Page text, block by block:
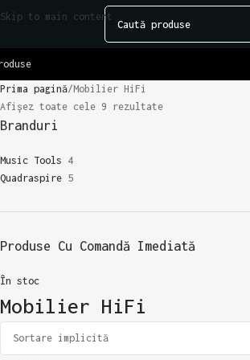
Skip to main content
Prima pagină Mobilier HiFi
Afișez toate cele 9 rezultate
Branduri
Music Tools 4
Quadraspire 5
Produse Cu Comandă Imediată
În stoc
Mobilier HiFi